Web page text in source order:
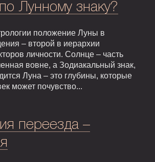
Лунному знаку?
положение Луны в
– второй в иерархии
личности. Солнце – часть
вовне, а Зодиакальный знак,
Луна – это глубины, которые
может почувство...
переезда –